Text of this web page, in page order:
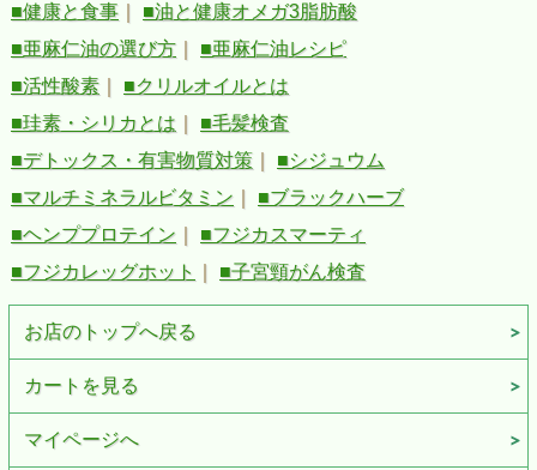
■健康と食事
■油と健康オメガ3脂肪酸
■亜麻仁油の選び方
■亜麻仁油レシピ
■活性酸素
■クリルオイルとは
■珪素・シリカとは
■毛髪検査
■デトックス・有害物質対策
■シジュウム
■マルチミネラルビタミン
■ブラックハーブ
■ヘンププロテイン
■フジカスマーティ
■フジカレッグホット
■子宮頸がん検査
お店のトップへ戻る
カートを見る
マイページへ